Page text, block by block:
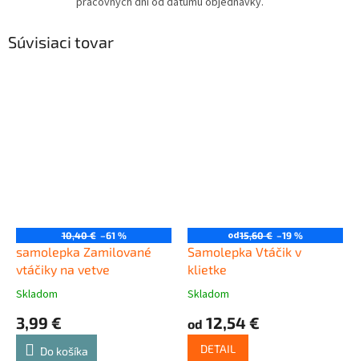
Súvisiaci tovar
10,40 € –61 %
samolepka Zamilované
vtáčiky na vetve
Skladom
3,99 €
Do košíka
od15,60 € –19 %
Samolepka Vtáčik v
klietke
Skladom
od 12,54 €
DETAIL